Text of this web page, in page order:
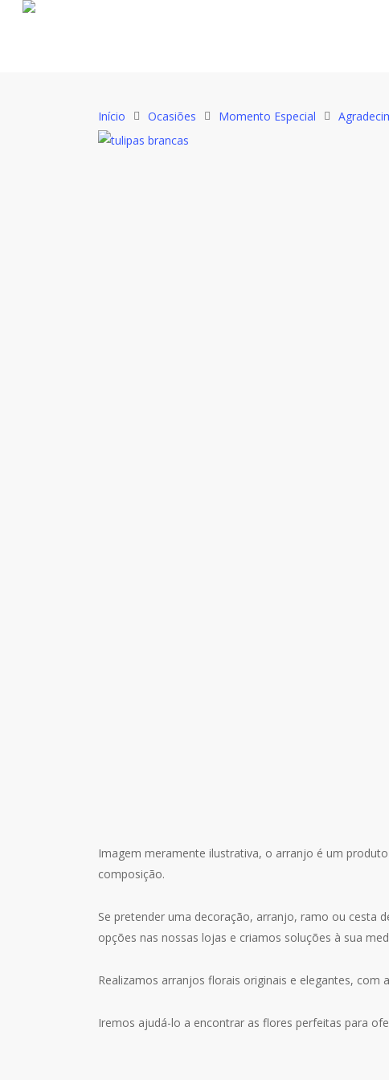
Início Ocasiões Momento Especial
Imagem meramente ilustrativa, o arranjo é um
composição.
Se pretender uma decoração, arranjo, ramo ou cesta
opções nas nossas lojas e criamos soluções à sua
Realizamos arranjos florais originais e elegantes,
Iremos ajudá-lo a encontrar as flores perfeitas para